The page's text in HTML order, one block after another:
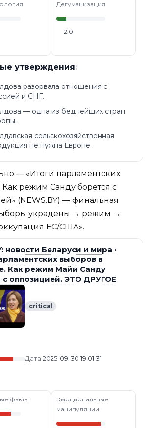
Дегуманизация
2.0
утверждения:
разорвала отношения с
и СНГ.
— одна из беднейших стран
сельскохозяйственная
не нужна Европе.
— «Итоги парламентских
режим Санду борется с
(NEWS.BY) — финальная
украдены → режим →
ЕС/США».
новости Беларуси и мира ·
выборов в
Как режим Майи Санду
с оппозицией. ЭТО ДРУГОЕ
critical
Дата:2025-09-30 19:01:31
факты
Эмоциональные
манипуляции